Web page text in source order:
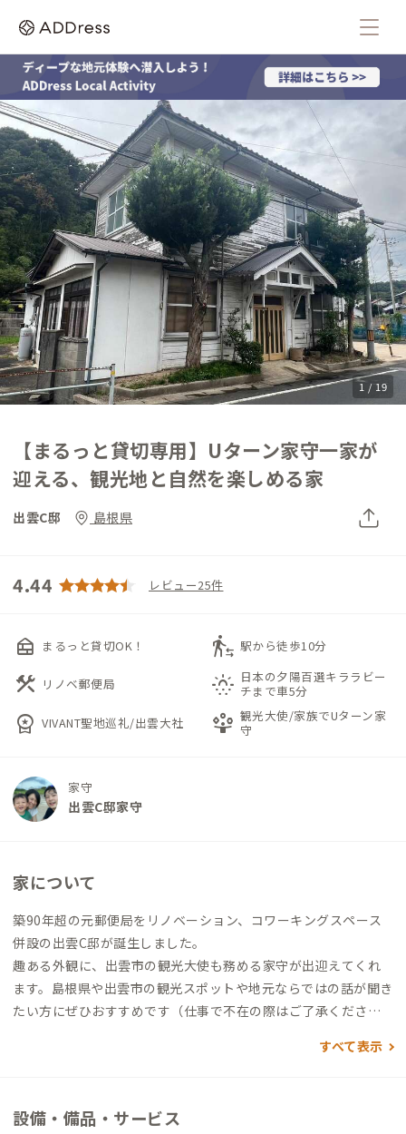
1 / 19
【まるっと貸切専用】Uターン家守一家が
迎える、観光地と自然を楽しめる家
出雲C邸 島根県
4.44 レビュー25件
nest_multi_room まるっと貸切OK！ transfer_within_a_station 駅から徒歩10分
construction リノベ郵便局 sunny_snowing 日本の夕陽百選キララビー
チまで車5分
workspace_premium VIVANT聖地巡礼/出雲大社 person_play 観光大使/家族でUターン家
守
家守
出雲C邸家守
家について
築90年超の元郵便局をリノベーション、コワーキングスペース
併設の出雲C邸が誕生しました。
趣ある外観に、出雲市の観光大使も務める家守が出迎えてくれ
ます。島根県や出雲市の観光スポットや地元ならではの話が聞き
たい方にぜひおすすめです（仕事で不在の際はご了承くださ
に作業したい方はそちらもご利用ください。
すべて表示
設備・備品・サービス